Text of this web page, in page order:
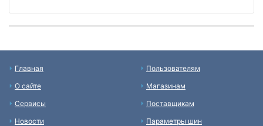
Главная
О сайте
Сервисы
Новости
Пользователям
Магазинам
Поставщикам
Параметры шин